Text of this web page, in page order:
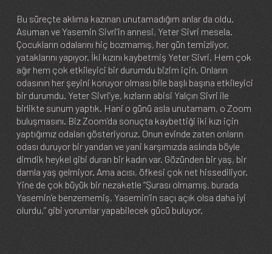
Bu süreçte aklıma kazınan unutamadığım anlar da oldu.
Asuman ve Yasemin Sivri’in annesi, Yeter Sivri mesela.
Çocukların odalarını hiç bozmamış, her gün temizliyor,
yataklarını yapıyor. İki kızını kaybetmiş Yeter Sivri. Hem çok
ağır hem çok etkileyici bir durumdu bizim için. Onların
odasının her şeyini koruyor olması bile başlı başına etkileyici
bir durumdu. Yeter Sivri’ye, kızların abisi Yalçın Sivri ile
birlikte sunum yaptık. Hani o günü asla unutamam, o Zoom
buluşmasını. Biz Zoom’da sonuçta kaybettiği iki kızı için
yaptığımız odaları gösteriyoruz. Onun evinde zaten onların
odası duruyor bir yandan ve yani karşımızda aslında böyle
dimdik heykel gibi duran bir kadın var. Gözünden bir yaş, bir
damla yaş gelmiyor. Ama acısı, öfkesi çok net hissediliyor.
Yine de çok büyük bir nezaketle “Şurası olmamış, burada
Yasemin’e benzememiş, Yasemin’in saçı açık olsa daha iyi
olurdu,” gibi yorumlar yapabilecek gücü buluyor.